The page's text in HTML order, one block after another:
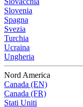
Slovenia
Spagna
Svezia
Turchia
Ucraina
Ungheria
Nord America
Canada (EN)
Canada (FR)
Stati Uniti